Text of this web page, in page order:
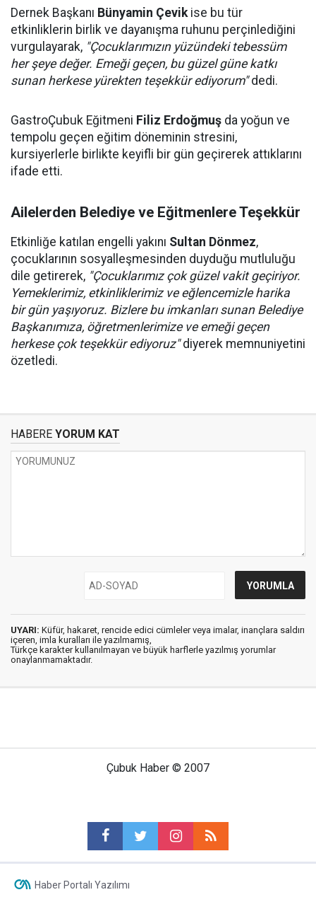
Dernek Başkanı Bünyamin Çevikise bu tür
etkinliklerin birlik ve dayanışma ruhunu perçinlediğini
vurgulayarak, "Çocuklarımızın yüzündeki tebessüm
her şeye değer. Emeği geçen, bu güzel güne katkı
sunan herkese yürekten teşekkür ediyorum"dedi.
GastroÇubuk Eğitmeni Filiz Erdoğmuş da yoğun ve
tempolu geçen eğitim döneminin stresini,
kursiyerlerle birlikte keyifli bir gün geçirerek attıklarını
ifade etti.
Ailelerden Belediye ve Eğitmenlere Teşekkür
Etkinliğe katılan engelli yakını Sultan Dönmez,
çocuklarının sosyalleşmesinden duyduğu mutluluğu
dile getirerek, "Çocuklarımız çok güzel vakit geçiriyor.
Yemeklerimiz, etkinliklerimiz ve eğlencemizle harika
bir gün yaşıyoruz. Bizlere bu imkanları sunan Belediye
Başkanımıza, öğretmenlerimize ve emeği geçen
herkese çok teşekkür ediyoruz"diyerek memnuniyetini
özetledi.
HABERE YORUM KAT
UYARI: Küfür, hakaret, rencide edici cümleler veya imalar, inançlara saldırı
içeren, imla kuralları ile yazılmamış,
Türkçe karakter kullanılmayan ve büyük harflerle yazılmış yorumlar
onaylanmamaktadır.
Çubuk Haber © 2007
Haber Portalı Yazılımı